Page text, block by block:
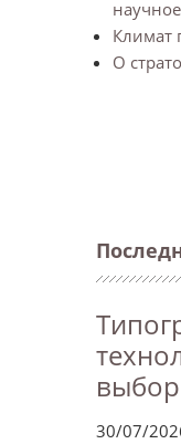
Климат
О
30/07/